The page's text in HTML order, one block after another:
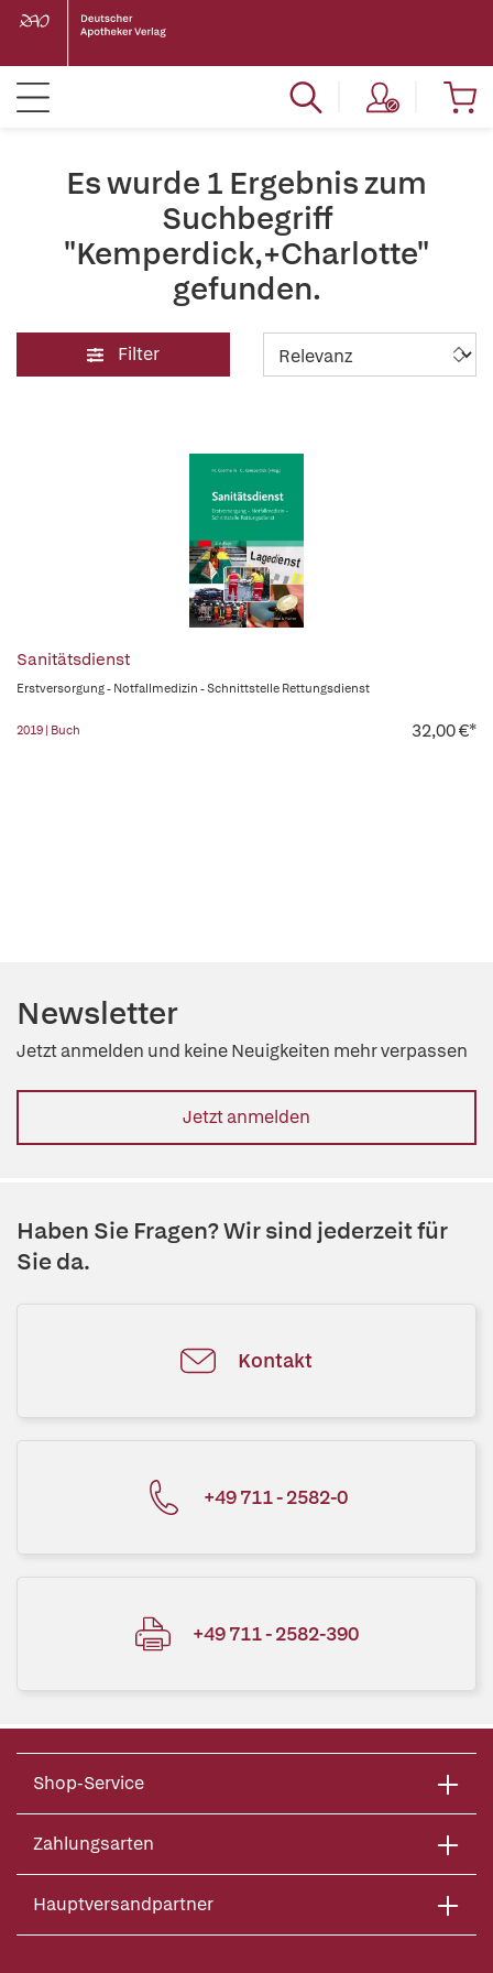
Es wurde 1 Ergebnis zum
Suchbegriff
"Kemperdick,+Charlotte"
gefunden.
Filter
Sanitätsdienst
Erstversorgung - Notfallmedizin - Schnittstelle Rettungsdienst
2019 | Buch 32,00 €*
Newsletter
Jetzt anmelden und keine Neuigkeiten mehr verpassen
Jetzt anmelden
Haben Sie Fragen? Wir sind jederzeit für
Sie da.
Kontakt
+49 711 - 2582-0
+49 711 - 2582-390
Shop-Service
Zahlungsarten
Hauptversandpartner